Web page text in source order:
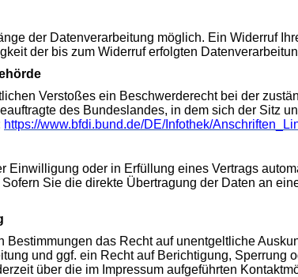
der Datenverarbeitung möglich. Ein Widerruf
der bis zum Widerruf erfolgten
Verstoßes ein Beschwerderecht bei der
des Bundeslandes, in dem sich der Sitz
https://www.bfdi.bund.de/DE/Infothek/
Einwilligung oder in Erfüllung eines Vertrags
Sie die direkte Übertragung der Daten an
das Recht auf unentgeltliche
und ggf. ein Recht auf Berichtigung,
über die im Impressum aufgeführten